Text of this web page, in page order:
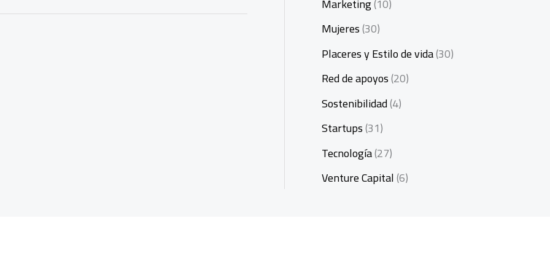
Mujeres(30)
Placeres y Estilo de vida(30)
Red de apoyos(20)
Sostenibilidad(4)
Startups(31)
Tecnología(27)
Venture Capital(6)